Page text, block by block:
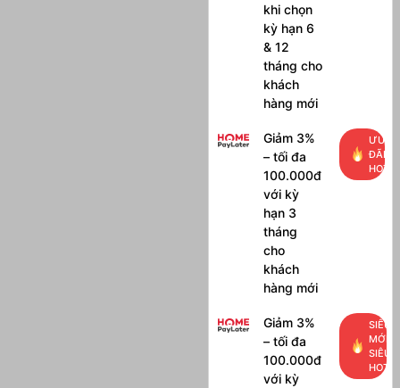
khi chọn
kỳ hạn 6
& 12
tháng cho
khách
hàng mới
Giảm 3%
– tối đa
100.000đ
với kỳ
hạn 3
tháng
cho
khách
hàng mới
ƯU
ĐÃI
HOT
Giảm 3%
– tối đa
100.000đ
với kỳ
SIÊU
MỚI,
SIÊU
HOT